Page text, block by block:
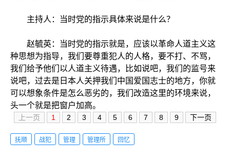
主持人：当时党的指示具体来说是什么？
赵毓英：当时党的指示就是，应该以革命人道主义这
种思想为指导，我们要尊重犯人的人格，要不打、不骂，
我们给予他们以人道主义待遇，比如说吧，我们的监号来
说吧，过去是日本人关押我们中国爱国志士的地方，你就
可以想象条件是怎么恶劣的，我们改造这里的环境来说，
头一个就是把窗户加高。
上一页 1 2 3 4 5 6 7 8 9 下一页
抚顺 战犯 管理 管理所 回忆